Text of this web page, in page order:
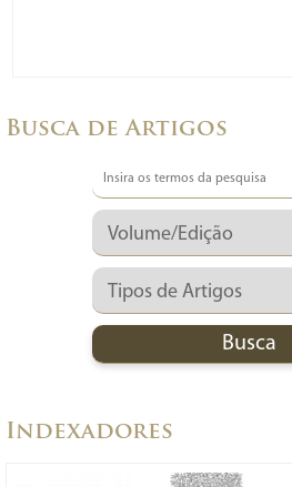
Busca de Artigos
Indexadores